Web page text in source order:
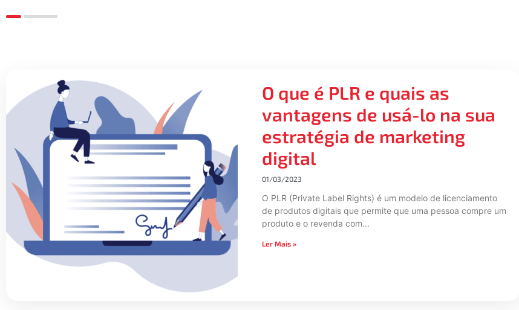
O que é PLR e quais as
vantagens de usá-lo na sua
estratégia de marketing
digital
01/03/2023
O PLR (Private Label Rights) é um modelo de licenciamento
de produtos digitais que permite que uma pessoa compre um
produto e o revenda com
Ler Mais »